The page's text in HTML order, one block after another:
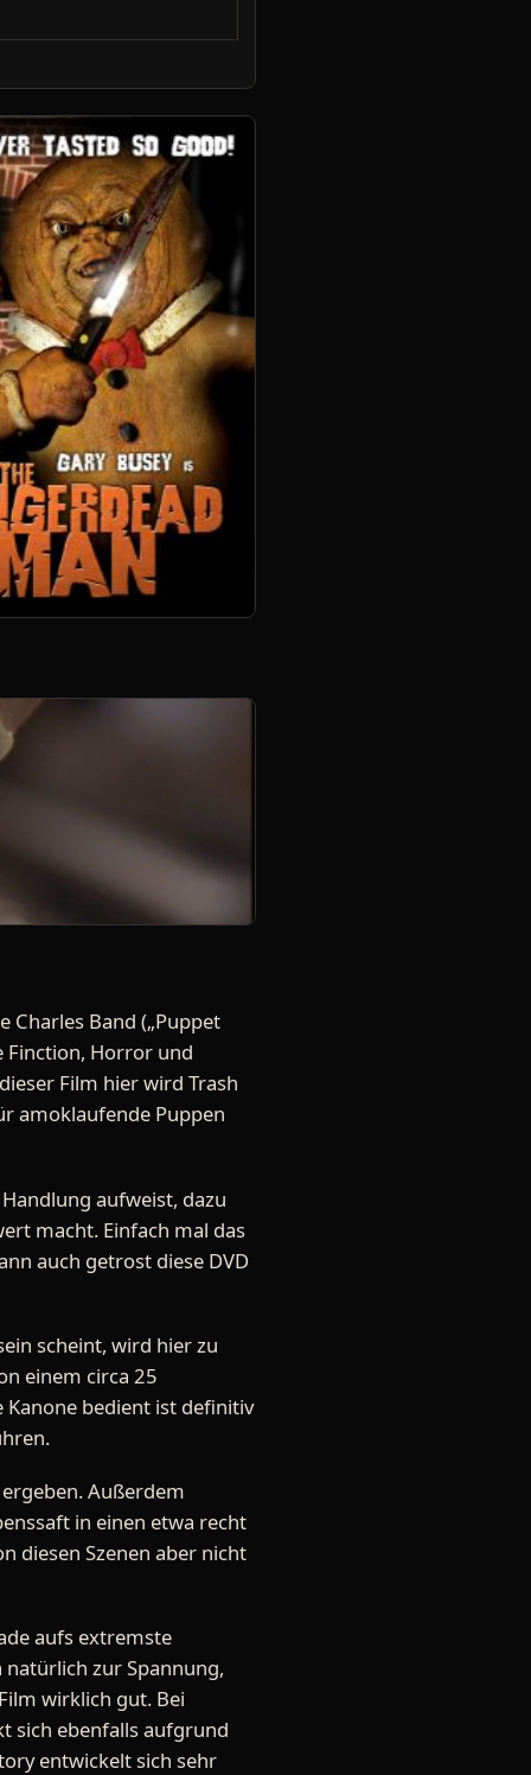
Charles Band („Puppet
Finction, Horror und
Film hier wird Trash
amoklaufende Puppen
aufweist, dazu
macht. Einfach mal das
auch getrost diese DVD
scheint, wird hier zu
einem circa 25
bedient ist definitiv
Außerdem
in einen etwa recht
diesen Szenen aber nicht
aufs extremste
zur Spannung,
wirklich gut. Bei
sich ebenfalls aufgrund
entwickelt sich sehr